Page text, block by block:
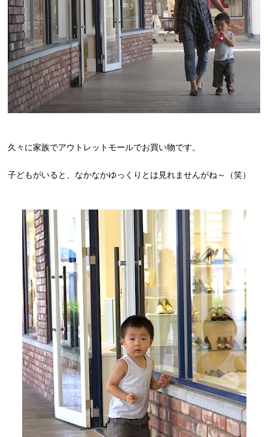
久々に家族でアウトレットモールでお買い物です。
子どもがいると、なかなかゆっくりとは見れませんがね～（笑）